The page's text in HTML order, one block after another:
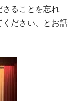
ることを忘れ
ださい、とお話